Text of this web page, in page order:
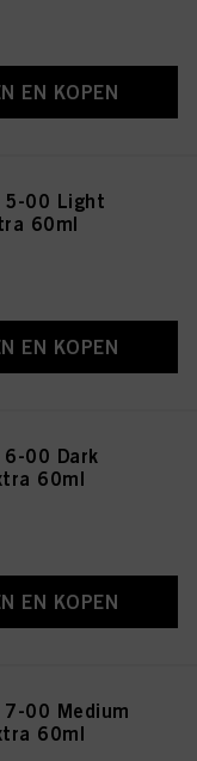
EN KOPEN
5-00 Light
60ml
EN KOPEN
6-00 Dark
60ml
EN KOPEN
7-00 Medium
60ml